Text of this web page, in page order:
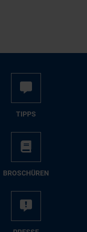
TIPPS
BRO­SCHÜ­REN